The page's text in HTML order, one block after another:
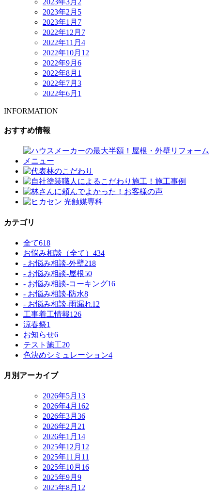
2023年2月 5
2023年1月 7
2022年12月 7
2022年11月 4
2022年10月 12
2022年9月 6
2022年8月 1
2022年7月 3
2022年6月 1
INFORMATION
おすすめ情報
カテゴリ
全て618
お悩み相談（全て） 434
- お悩み相談-外壁218
- お悩み相談-屋根50
- お悩み相談-コーキング16
- お悩み相談-防水8
- お悩み相談-雨漏れ12
工事着工情報126
涼春祭1
お知らせ6
テスト施工20
色決めシミュレーション4
月別アーカイブ
2026年5月 13
2026年4月 162
2026年3月 36
2026年2月 21
2026年1月 14
2025年12月 12
2025年11月 11
2025年10月 16
2025年9月 9
2025年8月 12